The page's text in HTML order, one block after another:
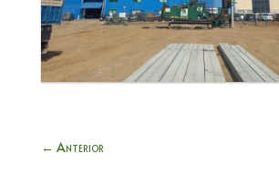
← Anterior